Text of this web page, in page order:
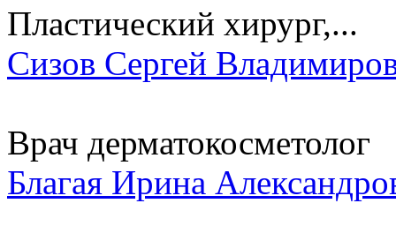
Пластический хирург,...
Сизов Сергей
Врач дерматокосметолог
Благая Ирина